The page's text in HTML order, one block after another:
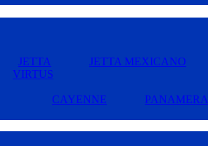
JETTA JETTA MEXICANO
VIRTUS
CAYENNE PANAMERA